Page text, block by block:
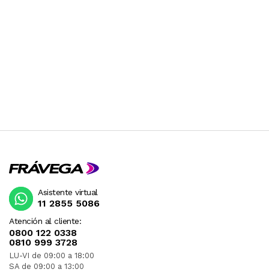
Atención al cliente:
0800 122 0338
0810 999 3728
LU-VI de 09:00 a 18:00
SA de 09:00 a 13:00
Asistente virtual
11 2855 5086